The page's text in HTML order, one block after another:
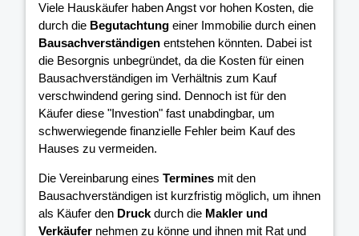
Viele Hauskäufer haben Angst vor hohen Kosten, die
durch die Begutachtung einer Immobilie durch einen
Bausachverständigen entstehen könnten. Dabei ist
die Besorgnis unbegründet, da die Kosten für einen
Bausachverständigen im Verhältnis zum Kauf
verschwindend gering sind. Dennoch ist für den
Käufer diese "Investion" fast unabdingbar, um
schwerwiegende finanzielle Fehler beim Kauf des
Hauses zu vermeiden.
Die Vereinbarung eines Termines mit den
Bausachverständigen ist kurzfristig möglich, um ihnen
als Käufer den Druckdurch die Makler und
Verkäufer nehmen zu könne und ihnen mit Rat und